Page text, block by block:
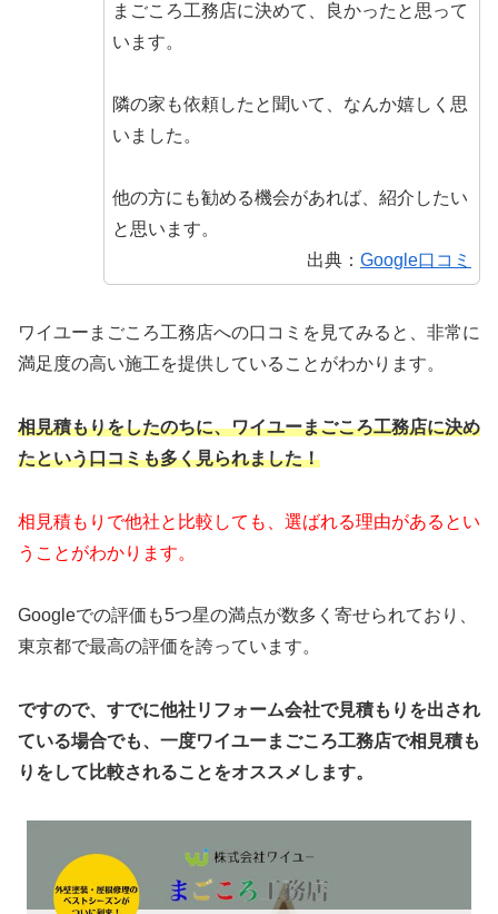
まごころ工務店に決めて、良かったと思って
います。
隣の家も依頼したと聞いて、なんか嬉しく思
いました。
他の方にも勧める機会があれば、紹介したい
と思います。
出典： Google口コミ
ワイユーまごころ工務店への口コミを見てみると、非常に
満足度の高い施工を提供していることがわかります。
相見積もりをしたのちに、ワイユーまごころ工務店に決め
たという口コミも多く見られました！
相見積もりで他社と比較しても、選ばれる理由があるとい
うことがわかります。
Googleでの評価も5つ星の満点が数多く寄せられており、
東京都で最高の評価を誇っています。
ですので、すでに他社リフォーム会社で見積もりを出され
ている場合でも、一度ワイユーまごころ工務店で相見積も
りをして比較されることをオススメします。